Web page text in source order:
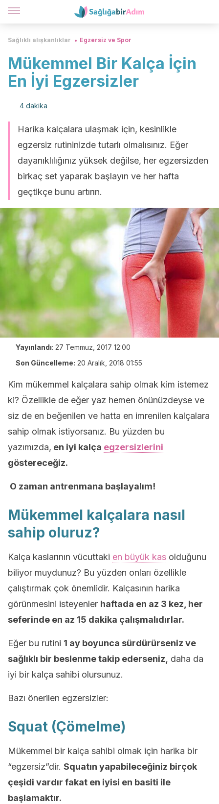
Sağlıklı alışkanlıklar Egzersiz ve Spor
Mükemmel Bir Kalça İçin
En İyi Egzersizler
4 dakika
Harika kalçalara ulaşmak için, kesinlikle
egzersiz rutininizde tutarlı olmalısınız. Eğer
dayanıklılığınız yüksek değilse, her egzersizden
birkaç set yaparak başlayın ve her hafta
geçtikçe bunu artırın.
Yayınlandı: 27 Temmuz, 2017 12:00
Son Güncelleme: 20 Aralık, 2018 01:55
Kim mükemmel kalçalara sahip olmak kim istemez
ki? Özellikle de eğer yaz hemen önünüzdeyse ve
siz de en beğenilen ve hatta en imrenilen kalçalara
sahip olmak istiyorsanız. Bu yüzden bu
yazımızda, en iyi kalça egzersizlerini
göstereceğiz.
O zaman antrenmana başlayalım!
Mükemmel kalçalara nasıl
sahip oluruz?
Kalça kaslarının vücuttaki en büyük kas olduğunu
biliyor muydunuz? Bu yüzden onları özellikle
çalıştırmak çok önemlidir. Kalçasının harika
görünmesini isteyenler haftada en az 3 kez, her
seferinde en az 15 dakika çalışmalıdırlar.
Eğer bu rutini 1 ay boyunca sürdürürseniz ve
sağlıklı bir beslenme takip ederseniz,
daha da
iyi bir kalça sahibi olursunuz.
Bazı önerilen egzersizler:
Squat (Çömelme)
Mükemmel bir kalça sahibi olmak için harika bir
“egzersiz”dir. Squatın yapabileceğiniz birçok
çeşidi vardır fakat en iyisi en basiti ile
başlamaktır.